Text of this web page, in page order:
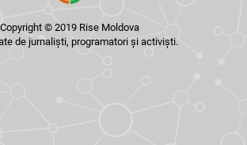
Copyright © 2019 Rise Moldova
de jurnaliști, programatori și activiști.